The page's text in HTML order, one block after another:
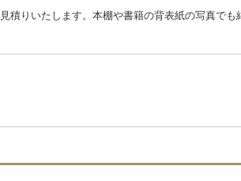
積りいたします。本棚や書籍の背表紙の写真で